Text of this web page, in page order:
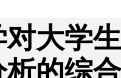
对大学
的综